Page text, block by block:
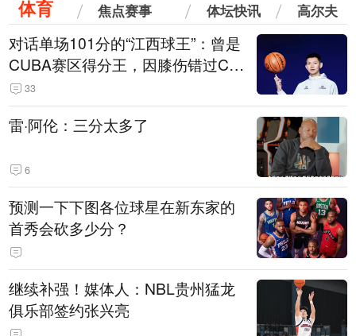
体育 焦点赛事 体坛快讯 高尔夫
对话单场101分的“江西球王”：曾是
CUBA赛区得分王，因膝伤错过CB
A选秀
33
雷·阿伦：三分太多了
6
预测一下下图各位球星在新东家的
首秀会砍多少分？
继续补强！媒体人：NBL贵州猛龙
俱乐部签约张兴亮